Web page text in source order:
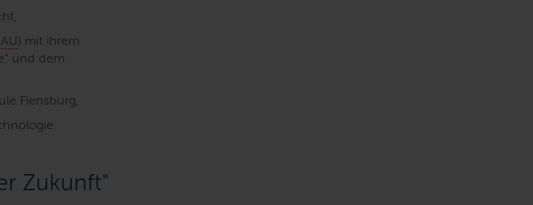
) mit ihrem
“ und dem
Flensburg,
Zukunft"